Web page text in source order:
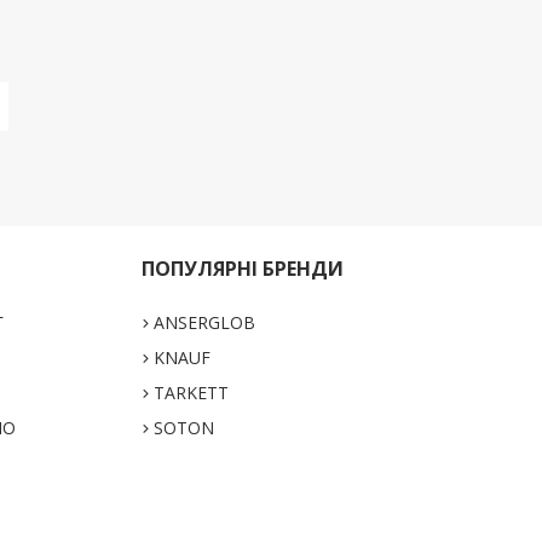
ПОПУЛЯРНІ БРЕНДИ
ANSERGLOB
KNAUF
TARKETT
SOTON